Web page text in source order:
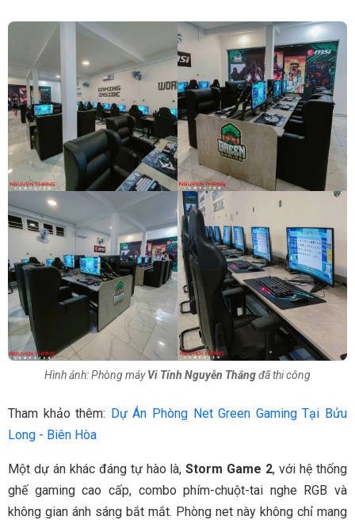
Hình ảnh: Phòng máyVi Tính Nguyễn Thắngđã thi công
Tham khảo thêm: Dự Án Phòng Net Green Gaming Tại Bửu
Long - Biên Hòa
Một dự án khác đáng tự hào là,Storm Game 2, với hệ thống
ghế gaming cao cấp, combo phím-chuột-tai nghe RGB và
không gian ánh sáng bắt mắt. Phòng net này không chỉ mang